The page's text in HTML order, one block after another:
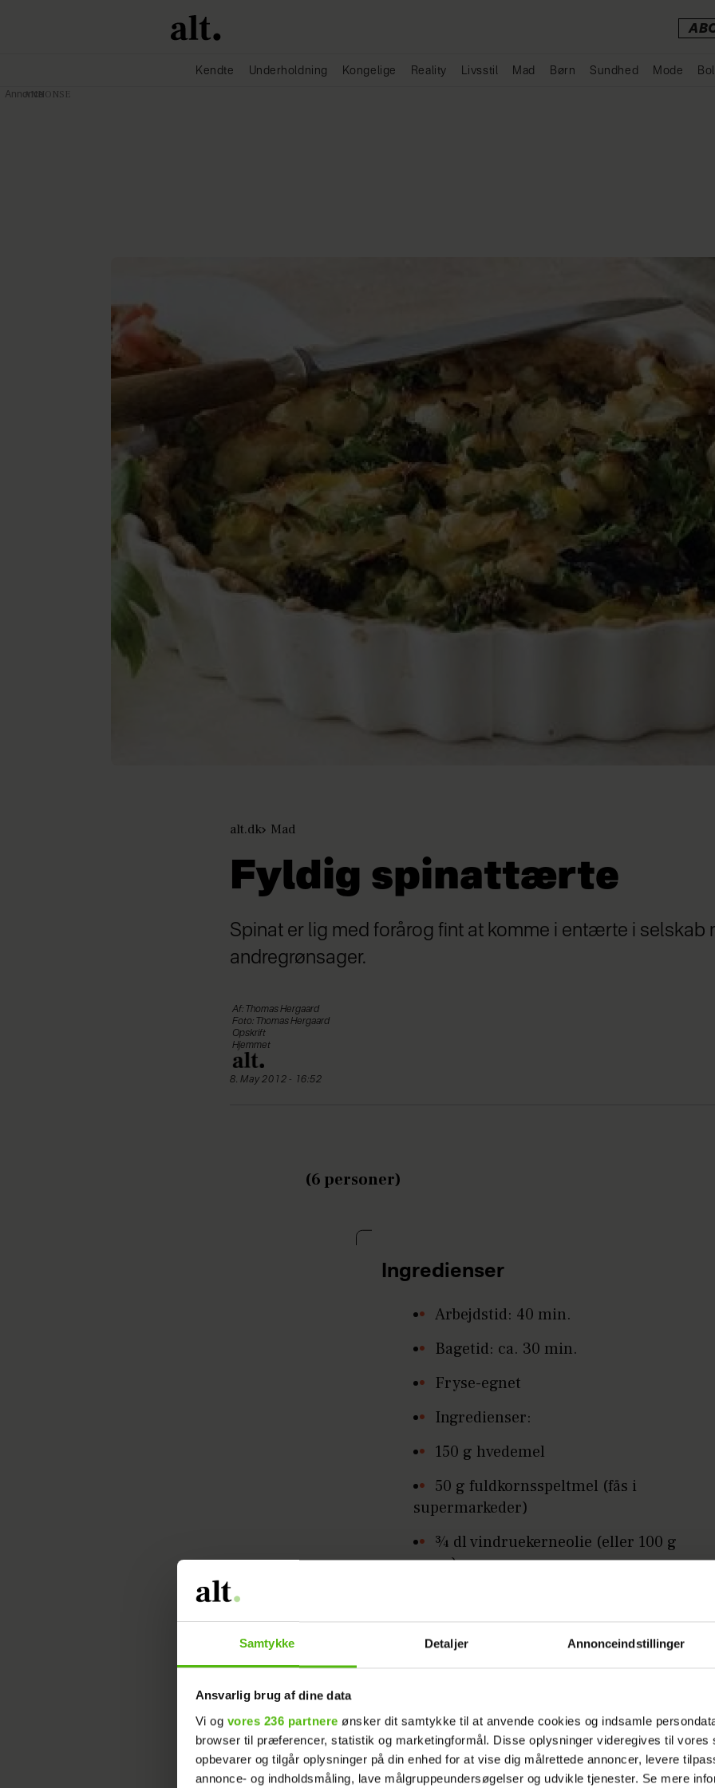
Samtykke Detaljer Annonceindstillinger
Ansvarlig brug af dine data
Vi og vores 236 partnere ønsker dit samtykke til at anvende cookies og indsamle
browser til præferencer, statistik og marketingformål. Disse oplysninger videregives til vores
opbevarer og tilgår oplysninger på din enhed for at vise dig målrettede annoncer, levere
annonce- og indholdsmåling, lave målgruppeundersøgelser og udvikle tjenester. Se mere
Kendte Underholdning Kongelige Reality Livsstil Mad Børn Sundhed Mode
alt.dk Mad
Fyldig spinattærte
Spinat er lig med forårog fint at komme i entærte i selskab
andregrønsager.
Af: Thomas Hergaard
Foto: Thomas Hergaard
Opskrift
Hjemmet
8. May 2012 - 16:52
(6 personer)
Ingredienser
Arbejdstid: 40 min.
Bagetid: ca. 30 min.
Fryse-egnet
Ingredienser:
150 g hvedemel
50 g fuldkornsspeltmel (fås i
supermarkeder)
¾ dl vindruekerneolie (eller 100 g
smør)
Fyld:
2 porrer (fintsnittede)
150 g broccoli (eller
Annonce